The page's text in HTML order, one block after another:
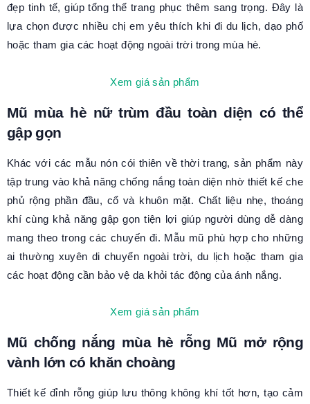
đẹp tinh tế, giúp tổng thể trang phục thêm sang trọng. Đây là
lựa chọn được nhiều chị em yêu thích khi đi du lịch, dạo phố
hoặc tham gia các hoạt động ngoài trời trong mùa hè.
Xem giá sản phẩm
Mũ mùa hè nữ trùm đầu toàn diện có thể
gập gọn
Khác với các mẫu nón cói thiên về thời trang, sản phẩm này
tập trung vào khả năng chống nắng toàn diện nhờ thiết kế che
phủ rộng phần đầu, cổ và khuôn mặt. Chất liệu nhẹ, thoáng
khí cùng khả năng gập gọn tiện lợi giúp người dùng dễ dàng
mang theo trong các chuyến đi. Mẫu mũ phù hợp cho những
ai thường xuyên di chuyển ngoài trời, du lịch hoặc tham gia
các hoạt động cần bảo vệ da khỏi tác động của ánh nắng.
Xem giá sản phẩm
Mũ chống nắng mùa hè rỗng Mũ mở rộng
vành lớn có khăn choàng
Thiết kế đỉnh rỗng giúp lưu thông không khí tốt hơn, tạo cảm